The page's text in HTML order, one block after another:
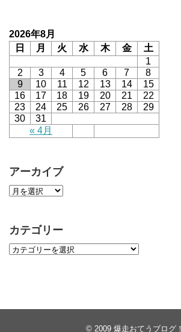
2026年8月
日
月 火 水 木 金 土
« 4月
1
2
3 4 5 6 7
8
9
10 11 12 13 14
15
16
17 18 19 20 21
22
23
24 25 26 27 28
29
30
31
アーカイブ
カテゴリー
© 2009 爆走おてうブログ！